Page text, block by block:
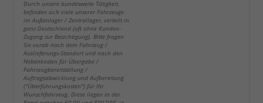
Durch unsere bundesweite Tätigkeit,
befinden sich viele unserer Fahrzeuge
im Außenlager / Zentrallager, verteilt in
ganz Deutschland (oft ohne Kunden-
Zugang zur Besichtigung). Bitte fragen
Sie vorab nach dem Fahrzeug /
Auslieferungs-Standort und nach den
Nebenkosten für Übergabe /
Fahrzeugbereitstellung /
Auftragsabwicklung und Aufbereitung
("Überführungskosten") für Ihr
Wunschfahrzeug. Diese liegen in der